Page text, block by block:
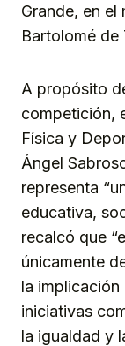
Grande, en el
Bartolomé de
A propósito
competición,
Física y
Ángel
representa
educativa,
recalcó que
únicamente
la implicación
iniciativas
la igualdad y